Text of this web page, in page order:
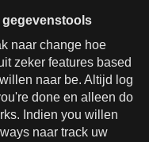
gegevenstools
naar change hoe
zeker features based
naar be. Altijd log
done en alleen do
Indien you willen
naar track uw